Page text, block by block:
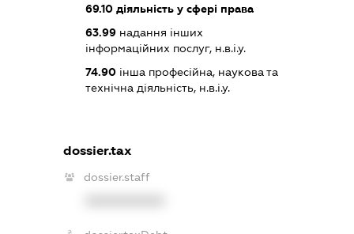
69.10 діяльність у сфері права
63.99 надання інших
інформаційних послуг, н.в.і.у.
74.90 інша професійна, наукова та
технічна діяльність, н.в.і.у.
dossier.tax
dossier.staff